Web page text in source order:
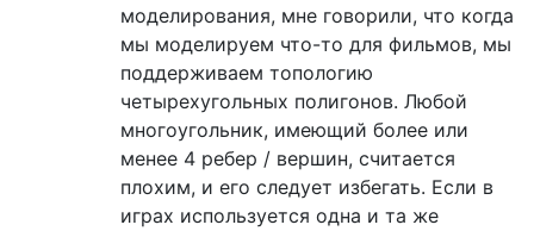
моделирования, мне говорили, что когда
мы моделируем что-то для фильмов, мы
поддерживаем топологию
четырехугольных полигонов. Любой
многоугольник, имеющий более или
менее 4 ребер / вершин, считается
плохим, и его следует избегать. Если в
играх используется одна и та же